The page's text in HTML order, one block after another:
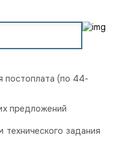
постоплата (по 44-
предложений
задания